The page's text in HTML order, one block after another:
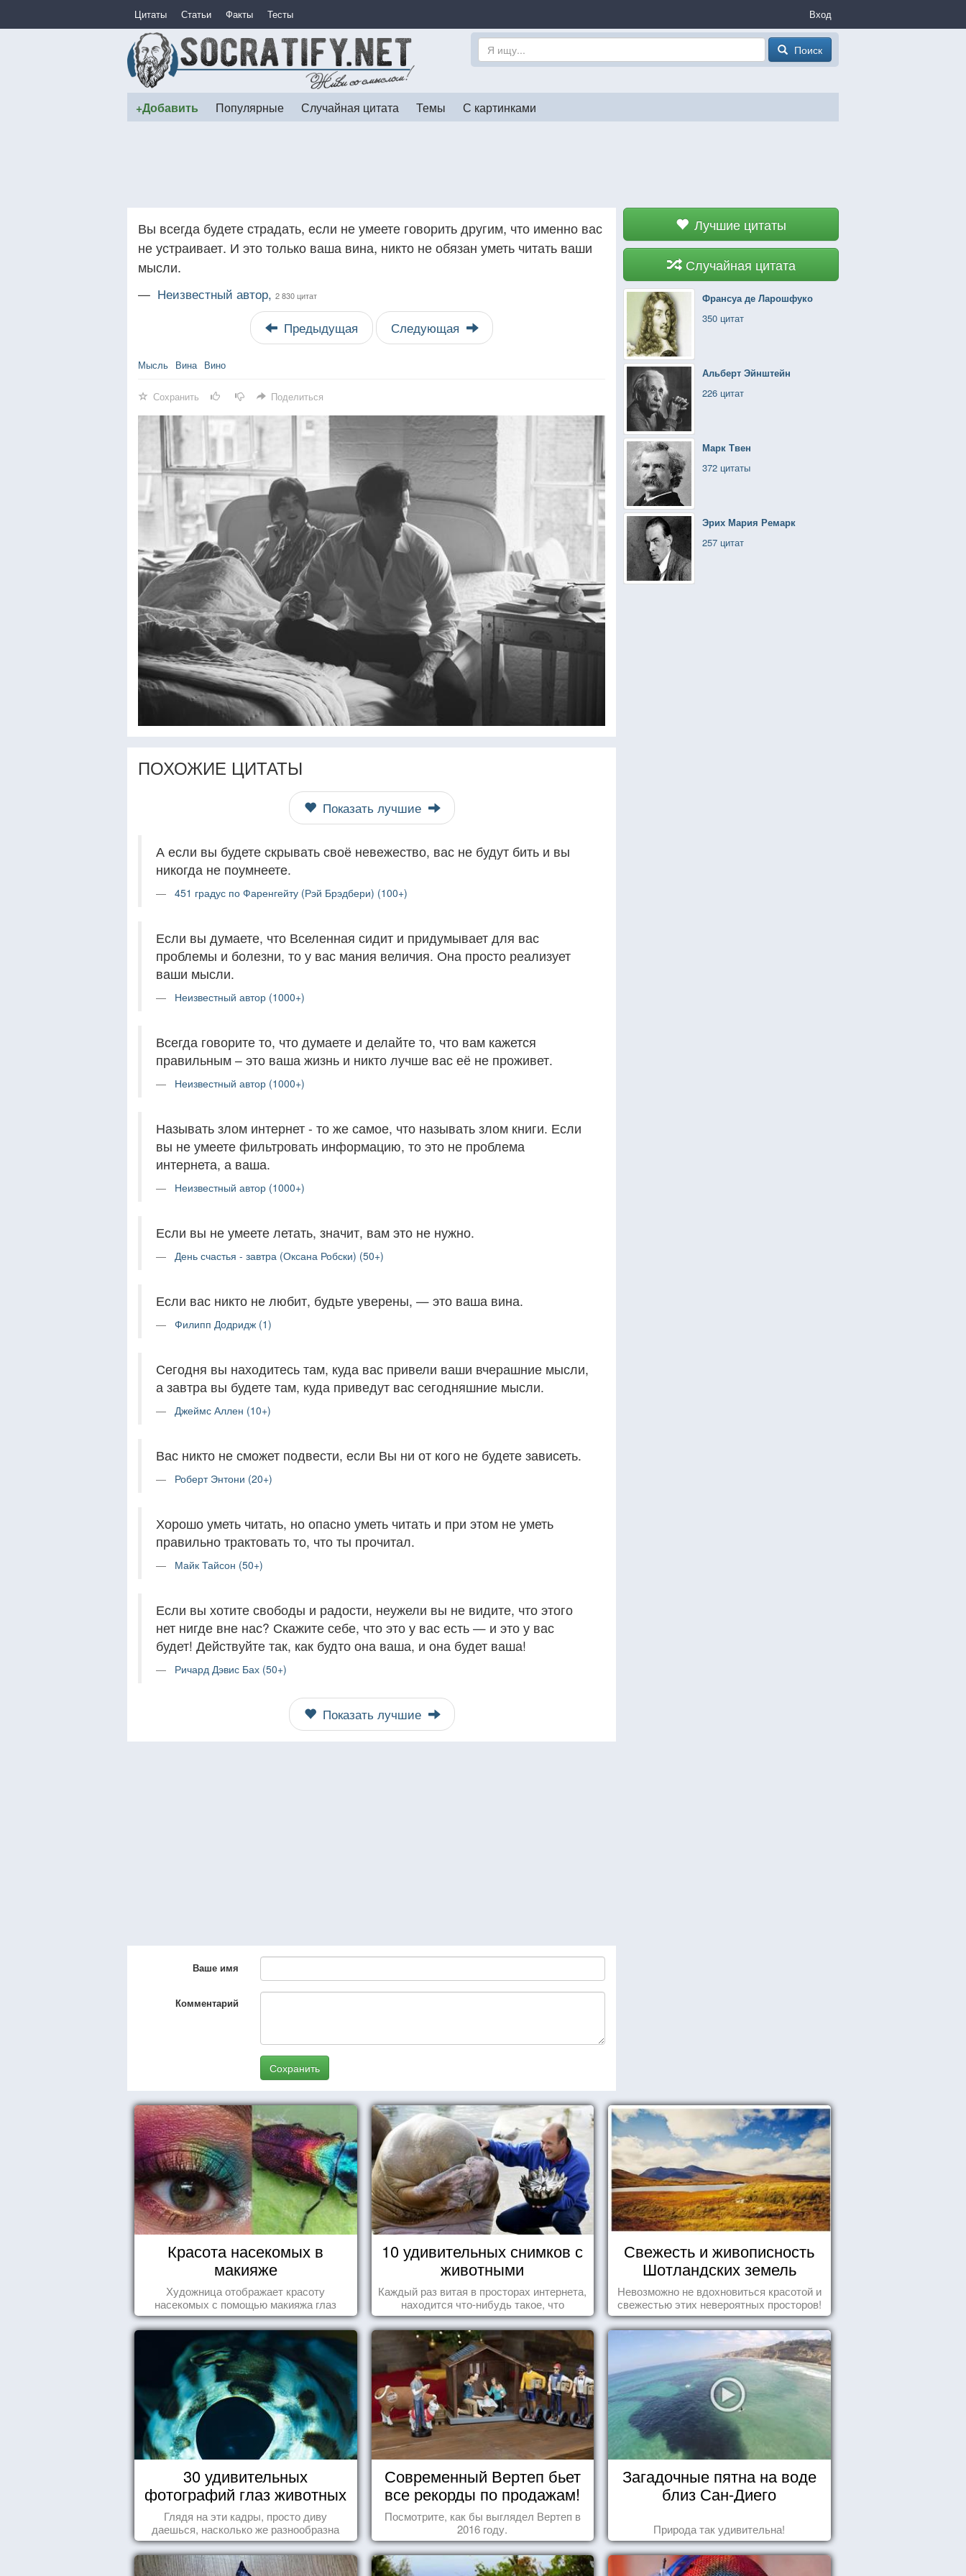
Цитаты Статьи Факты Тесты Вход
Поиск
+Добавить Популярные Случайная цитата Темы С картинками
Лучшие цитаты
Случайная цитата
Франсуа де Ларошфуко
350 цитат
Альберт Эйнштейн
226 цитат
Марк Твен
372 цитаты
Эрих Мария Ремарк
257 цитат
Вы всегда будете страдать, если не умеете говорить другим, что именно вас
не устраивает. И это только ваша вина, никто не обязан уметь читать ваши
мысли.
— Неизвестный автор, 2 830 цитат
Предыдущая Следующая
Мысль Вина Вино
Сохранить Поделиться
ПОХОЖИЕ ЦИТАТЫ
Показать лучшие
А если вы будете скрывать своё невежество, вас не будут бить и вы
никогда не поумнеете.
451 градус по Фаренгейту (Рэй Брэдбери) (100+)
Если вы думаете, что Вселенная сидит и придумывает для вас
проблемы и болезни, то у вас мания величия. Она просто реализует
ваши мысли.
Неизвестный автор (1000+)
Всегда говорите то, что думаете и делайте то, что вам кажется
правильным – это ваша жизнь и никто лучше вас её не проживет.
Неизвестный автор (1000+)
Называть злом интернет - то же самое, что называть злом книги. Если
вы не умеете фильтровать информацию, то это не проблема
интернета, а ваша.
Неизвестный автор (1000+)
Если вы не умеете летать, значит, вам это не нужно.
День счастья - завтра (Оксана Робски) (50+)
Если вас никто не любит, будьте уверены, — это ваша вина.
Филипп Додридж (1)
Сегодня вы находитесь там, куда вас привели ваши вчерашние мысли,
а завтра вы будете там, куда приведут вас сегодняшние мысли.
Джеймс Аллен (10+)
Вас никто не сможет подвести, если Вы ни от кого не будете зависеть.
Роберт Энтони (20+)
Хорошо уметь читать, но опасно уметь читать и при этом не уметь
правильно трактовать то, что ты прочитал.
Майк Тайсон (50+)
Если вы хотите свободы и радости, неужели вы не видите, что этого
нет нигде вне нас? Скажите себе, что это у вас есть — и это у вас
будет! Действуйте так, как будто она ваша, и она будет ваша!
Ричард Дэвис Бах (50+)
Показать лучшие
Ваше имя
Комментарий
Сохранить
Красота насекомых в
макияже
Художница отображает красоту
насекомых с помощью макияжа глаз
10 удивительных снимков с
животными
Каждый раз витая в просторах интернета,
находится что-нибудь такое, что
заставляет улыбнуться, удивиться,
восхититься...
Свежесть и живописность
Шотландских земель
Невозможно не вдохновиться красотой и
свежестью этих невероятных просторов!
30 удивительных
фотографий глаз животных
Глядя на эти кадры, просто диву
даешься, насколько же разнообразна
природа нашего мира!
Современный Вертеп бьет
все рекорды по продажам!
Посмотрите, как бы выглядел Вертеп в
2016 году.
Загадочные пятна на воде
близ Сан-Диего
Природа так удивительна!